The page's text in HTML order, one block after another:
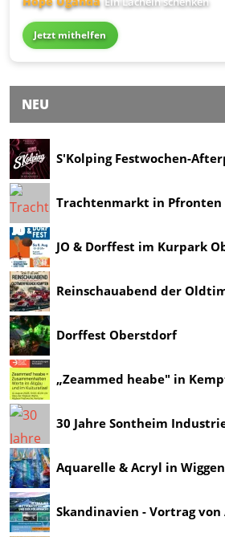
Jetzt mithelfen
NEU
S'Kolping Festwochen-
Trachtenmarkt in Pfronten
JO & Dorffest im Kurpark
Reinschauabend der
Dorffest Oberstdorf
„Zeammed heabe" in
30 Jahre Sontheim
Aquarelle & Acryl in
Skandinavien - Vortrag